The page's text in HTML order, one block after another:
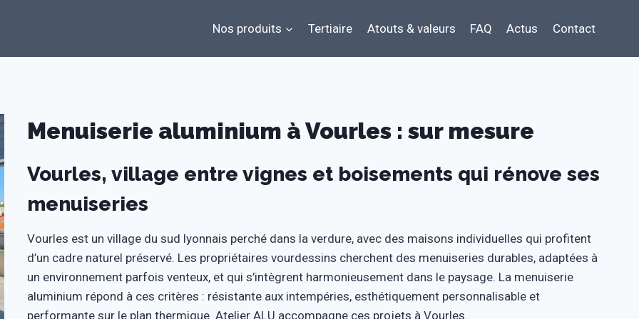
Nos produits Tertiaire Atouts & valeurs FAQ Actus Contact
Menuiserie aluminium à Vourles : sur mesure
Vourles, village entre vignes et boisements qui rénove ses
menuiseries
Vourles est un village du sud lyonnais perché dans la verdure, avec des maisons individuelles qui profitent
d’un cadre naturel préservé. Les propriétaires vourdessins cherchent des menuiseries durables, adaptées à
un environnement parfois venteux, et qui s’intègrent harmonieusement dans le paysage. La menuiserie
aluminium répond à ces critères : résistante aux intempéries, esthétiquement personnalisable et
performante sur le plan thermique. Atelier ALU accompagne ces projets à Vourles.